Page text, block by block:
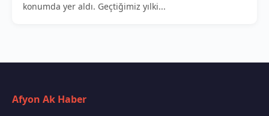
konumda yer aldı. Geçtiğimiz yılki...
Afyon Ak Haber